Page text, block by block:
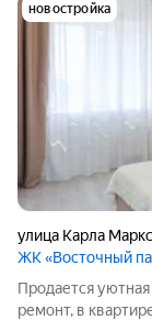
новостройка
улица Карла
ЖК «Восточный
Продается
ремонт, в квартире